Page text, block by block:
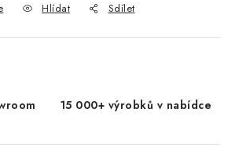
Hlídat Sdílet
15 000+ výrobků v nabídce